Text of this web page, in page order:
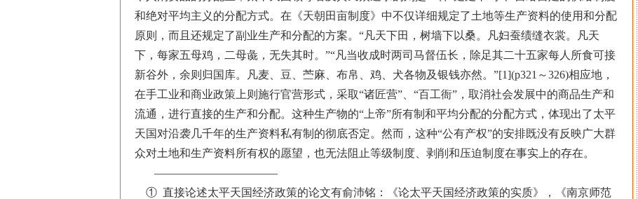
和绝对平均主义的分配方式。在《天朝田亩制度》中不仅详细规定了土地等生产资料的使用和分配
原则，而且还规定了副业生产和分配的方案。“凡天下田，树墙下以桑。凡妇蚕绩缝衣裳。凡天
下，每家五母鸡，二母彘，无失其时。”“凡当收成时两司马督伍长，除足其二十五家每人所食可接
新谷外，余则归国库。凡麦、豆、苎麻、布帛、鸡、犬各物及银钱亦然。”[1](p321～326)相应地，
在手工业和商业政策上则施行官营形式，采取“诸匠营”、“百工衙”，取消社会发展中的商品生产和
流通，进行直接的生产和分配。这种生产物的“上帝”所有制和平均分配的分配方式，体现出了太平
天国对沿袭几千年的生产资料私有制的彻底否定。然而，这种“公有产权”的安排既没有反映广大群
众对土地和生产资料所有权的愿望，也无法阻止等级制度、剥削和压迫制度在事实上的存在。
———————————
① 直接论述太平天国经济政策的论文有俞沛铭：《论太平天国经济政策的实质》，《南京师范